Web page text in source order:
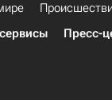
Пресс-